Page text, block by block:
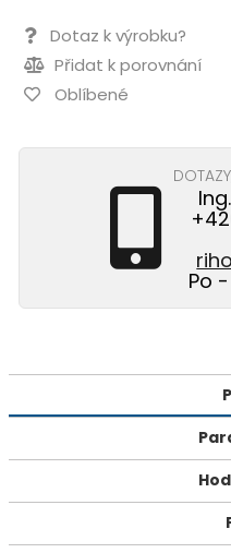
Dotaz k výrobku?
Přidat k porovnání
Oblíbené
Po